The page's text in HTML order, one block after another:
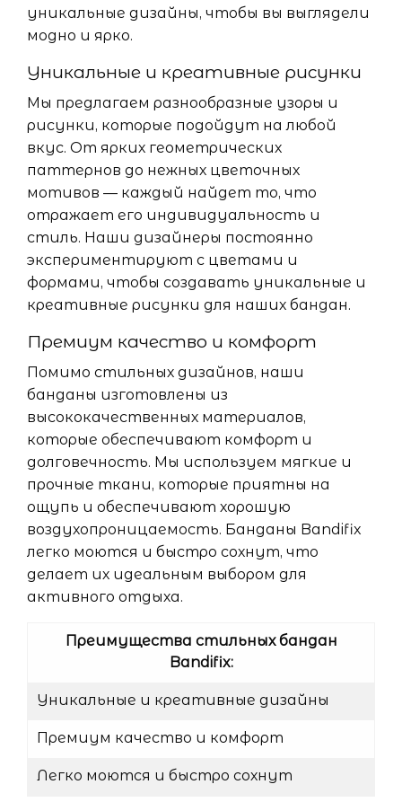
уникальные дизайны, чтобы вы выглядели
модно и ярко.
Уникальные и креативные рисунки
Мы предлагаем разнообразные узоры и
рисунки, которые подойдут на любой
вкус. От ярких геометрических
паттернов до нежных цветочных
мотивов — каждый найдет то, что
отражает его индивидуальность и
стиль. Наши дизайнеры постоянно
экспериментируют с цветами и
формами, чтобы создавать уникальные и
креативные рисунки для наших бандан.
Премиум качество и комфорт
Помимо стильных дизайнов, наши
банданы изготовлены из
высококачественных материалов,
которые обеспечивают комфорт и
долговечность. Мы используем мягкие и
прочные ткани, которые приятны на
ощупь и обеспечивают хорошую
воздухопроницаемость. Банданы Bandifix
легко моются и быстро сохнут, что
делает их идеальным выбором для
активного отдыха.
Преимущества стильных бандан
Bandifix:
Уникальные и креативные дизайны
Премиум качество и комфорт
Легко моются и быстро сохнут